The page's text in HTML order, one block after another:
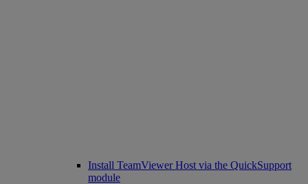
Install TeamViewer Host via the QuickSupport
module